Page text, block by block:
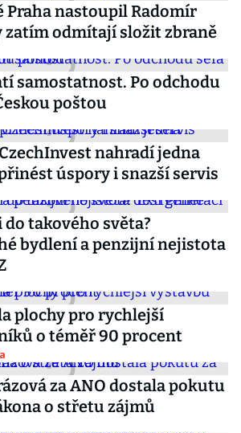
Praha nastoupil Radomír
zatím odmítají složit zbraně
samostatnost. Po odchodu
poštou
nahradí jedna
úspory i snazší servis
takového světa?
bydlení a penzijní nejistota
plochy pro rychlejší
o téměř 90 procent
za ANO dostala pokutu
o střetu zájmů